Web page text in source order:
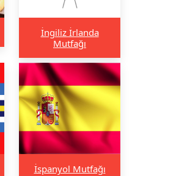
İngiliz İrlanda
Mutfağı
İspanyol Mutfağı